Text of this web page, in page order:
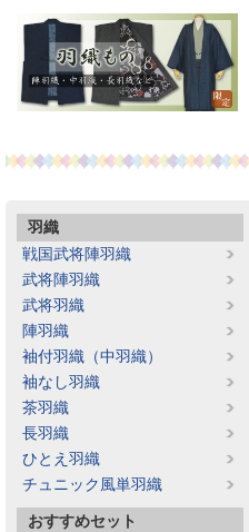
羽織
戦国武将陣羽織
武将陣羽織
武将羽織
陣羽織
袖付羽織（中羽織）
袖なし羽織
茶羽織
長羽織
ひとえ羽織
チュニック風単羽織
おすすめセット